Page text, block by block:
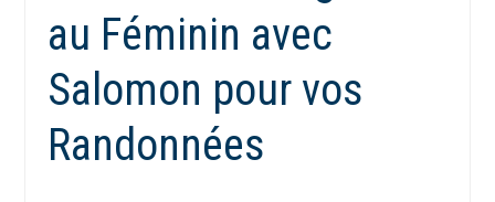
au Féminin avec
Salomon pour vos
Randonnées